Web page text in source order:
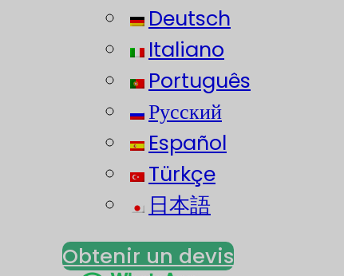
Deutsch
Italiano
Português
Русский
Español
Türkçe
日本語
Obtenir un devis